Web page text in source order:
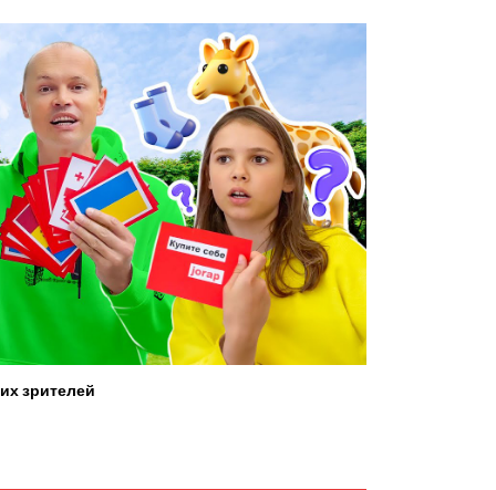
зрителей